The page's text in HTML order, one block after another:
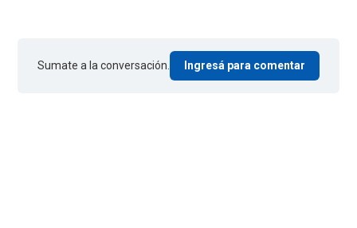
Sumate a la conversación. Ingresá para comentar